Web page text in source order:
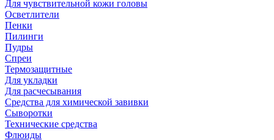
Для чувствительной кожи головы
Осветлители
Пенки
Пилинги
Пудры
Спреи
Термозащитные
Для укладки
Для расчесывания
Средства для химической завивки
Сыворотки
Технические средства
Флюиды